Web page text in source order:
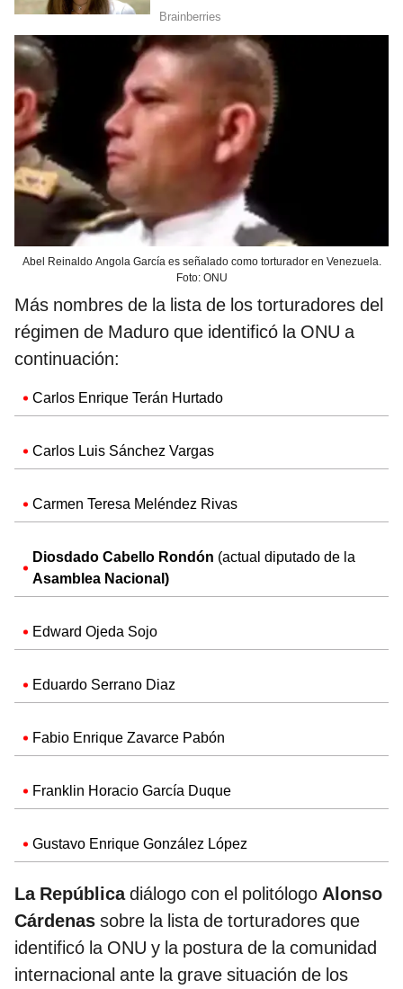
Abel Reinaldo Angola García es señalado como torturador en Venezuela.
Foto: ONU
Más nombres de la lista de los torturadores del
régimen de Maduro que identificó la ONU a
continuación:
Carlos Enrique Terán Hurtado
Carlos Luis Sánchez Vargas
Carmen Teresa Meléndez Rivas
Diosdado Cabello Rondón (actual diputado de la
Asamblea Nacional)
Edward Ojeda Sojo
Eduardo Serrano Diaz
Fabio Enrique Zavarce Pabón
Franklin Horacio García Duque
Gustavo Enrique González López
La Repúblicadiálogo con el politólogo Alonso
Cárdenas sobre la lista de torturadores que
identificó la ONU y la postura de la comunidad
internacional ante la grave situación de los